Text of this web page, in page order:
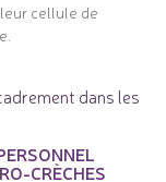
cellule de
CRÈCHES